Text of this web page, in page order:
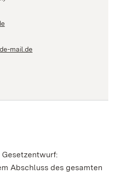
mail.de
Abschluss des gesamten